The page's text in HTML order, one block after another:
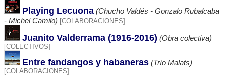
Playing Lecuona (Chucho Valdés - Gonzalo Rubalcaba
- Michel Camilo)
[COLABORACIONES]
Juanito Valderrama (1916-2016) (Obra colectiva)
[COLECTIVOS]
Entre fandangos y habaneras (Trío Malats)
[COLABORACIONES]